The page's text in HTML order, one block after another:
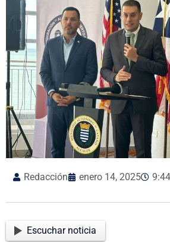
Redacción enero 14, 2025
Escuchar noticia